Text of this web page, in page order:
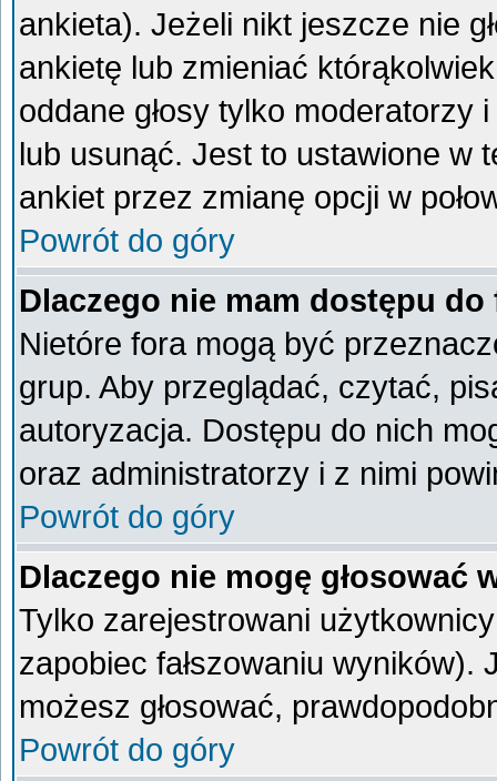
ankieta). Jeżeli nikt jeszcze nie
ankietę lub zmieniać
oddane głosy tylko moderatorzy
lub usunąć. Jest to ustawione w
ankiet przez zmianę opcji w
Powrót do góry
Dlaczego nie mam dostępu
Nietóre fora mogą być
grup. Aby przeglądać, czytać,
autoryzacja. Dostępu do nich
oraz administratorzy i z nimi
Powrót do góry
Dlaczego nie mogę głosować
Tylko zarejestrowani
zapobiec fałszowaniu wyników).
możesz głosować,
Powrót do góry